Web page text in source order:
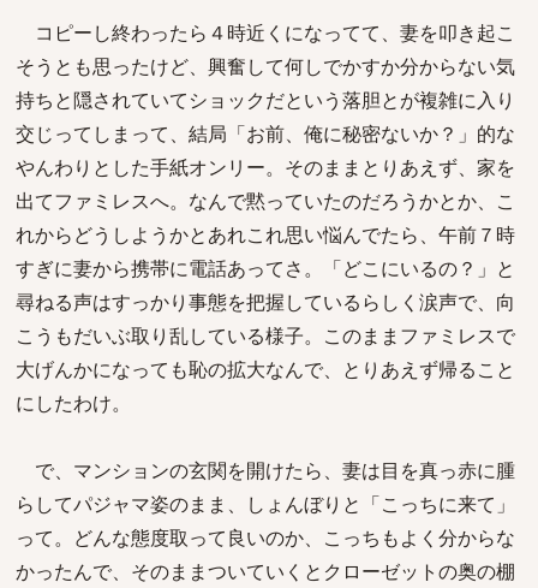
コピーし終わったら４時近くになってて、妻を叩き起こ
そうとも思ったけど、興奮して何しでかすか分からない気
持ちと隠されていてショックだという落胆とが複雑に入り
交じってしまって、結局「お前、俺に秘密ないか？」的な
やんわりとした手紙オンリー。そのままとりあえず、家を
出てファミレスへ。なんで黙っていたのだろうかとか、こ
れからどうしようかとあれこれ思い悩んでたら、午前７時
すぎに妻から携帯に電話あってさ。「どこにいるの？」と
尋ねる声はすっかり事態を把握しているらしく涙声で、向
こうもだいぶ取り乱している様子。このままファミレスで
大げんかになっても恥の拡大なんで、とりあえず帰ること
にしたわけ。
で、マンションの玄関を開けたら、妻は目を真っ赤に腫
らしてパジャマ姿のまま、しょんぼりと「こっちに来て」
って。どんな態度取って良いのか、こっちもよく分からな
かったんで、そのままついていくとクローゼットの奥の棚